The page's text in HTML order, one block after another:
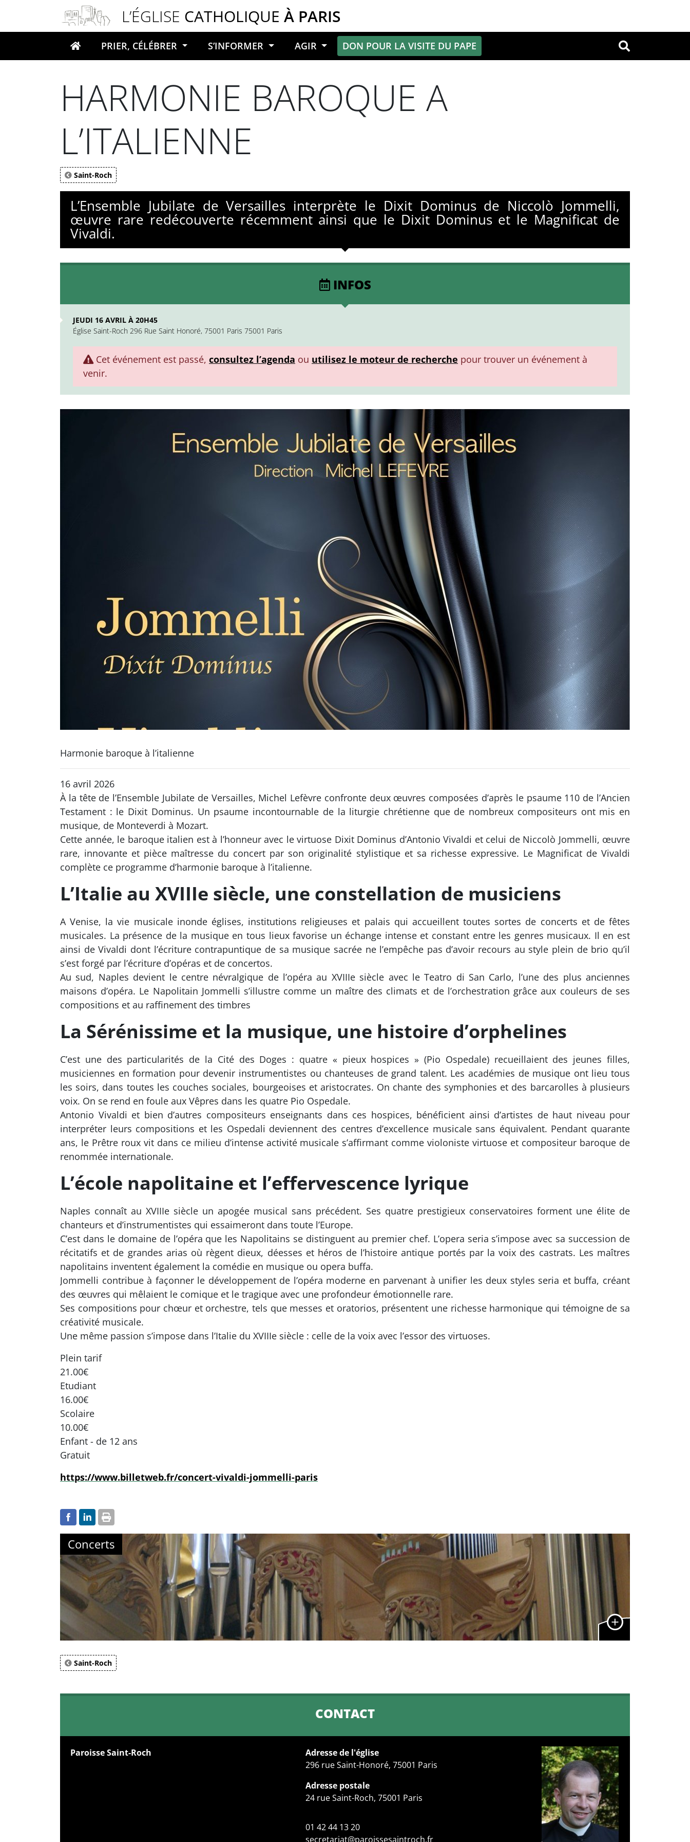
L’ÉGLISE CATHOLIQUE À PARIS
Votre recherche OK
PRIER, CÉLÉBRER S’INFORMER AGIR DON POUR LA VISITE DU PAPE
HARMONIE BAROQUE A
L’ITALIENNE
Saint-Roch
L’Ensemble Jubilate de Versailles interprète le Dixit Dominus de Niccolò Jommelli,
œuvre rare redécouverte récemment ainsi que le Dixit Dominus et le Magnificat de
Vivaldi.
INFOS
JEUDI 16 AVRIL À 20H45
Église Saint-Roch 296 Rue Saint Honoré, 75001 Paris 75001 Paris
Cet événement est passé, consultez l’agenda ou utilisez le moteur de recherche pour trouver un événement à
venir.
Harmonie baroque à l’italienne
16 avril 2026
À la tête de l’Ensemble Jubilate de Versailles, Michel Lefèvre confronte deux œuvres composées d’après le psaume 110 de l’Ancien
Testament : le Dixit Dominus. Un psaume incontournable de la liturgie chrétienne que de nombreux compositeurs ont mis en
musique, de Monteverdi à Mozart.
Cette année, le baroque italien est à l’honneur avec le virtuose Dixit Dominus d’Antonio Vivaldi et celui de Niccolò Jommelli, œuvre
rare, innovante et pièce maîtresse du concert par son originalité stylistique et sa richesse expressive. Le Magnificat de Vivaldi
complète ce programme d’harmonie baroque à l’italienne.
L’Italie au XVIIIe siècle, une constellation de musiciens
A Venise, la vie musicale inonde églises, institutions religieuses et palais qui accueillent toutes sortes de concerts et de fêtes
musicales. La présence de la musique en tous lieux favorise un échange intense et constant entre les genres musicaux. Il en est
ainsi de Vivaldi dont l’écriture contrapuntique de sa musique sacrée ne l’empêche pas d’avoir recours au style plein de brio qu’il
s’est forgé par l’écriture d’opéras et de concertos.
Au sud, Naples devient le centre névralgique de l’opéra au XVIIIe siècle avec le Teatro di San Carlo, l’une des plus anciennes
maisons d’opéra. Le Napolitain Jommelli s’illustre comme un maître des climats et de l’orchestration grâce aux couleurs de ses
compositions et au raffinement des timbres
La Sérénissime et la musique, une histoire d’orphelines
C’est une des particularités de la Cité des Doges : quatre « pieux hospices » (Pio Ospedale) recueillaient des jeunes filles,
musiciennes en formation pour devenir instrumentistes ou chanteuses de grand talent. Les académies de musique ont lieu tous
les soirs, dans toutes les couches sociales, bourgeoises et aristocrates. On chante des symphonies et des barcarolles à plusieurs
voix. On se rend en foule aux Vêpres dans les quatre Pio Ospedale.
Antonio Vivaldi et bien d’autres compositeurs enseignants dans ces hospices, bénéficient ainsi d’artistes de haut niveau pour
interpréter leurs compositions et les Ospedali deviennent des centres d’excellence musicale sans équivalent. Pendant quarante
ans, le Prêtre roux vit dans ce milieu d’intense activité musicale s’affirmant comme violoniste virtuose et compositeur baroque de
renommée internationale.
L’école napolitaine et l’effervescence lyrique
Naples connaît au XVIIIe siècle un apogée musical sans précédent. Ses quatre prestigieux conservatoires forment une élite de
chanteurs et d’instrumentistes qui essaimeront dans toute l’Europe.
C’est dans le domaine de l’opéra que les Napolitains se distinguent au premier chef. L’opera seria s’impose avec sa succession de
récitatifs et de grandes arias où règent dieux, déesses et héros de l’histoire antique portés par la voix des castrats. Les maîtres
napolitains inventent également la comédie en musique ou opera buffa.
Jommelli contribue à façonner le développement de l’opéra moderne en parvenant à unifier les deux styles seria et buffa, créant
des œuvres qui mêlaient le comique et le tragique avec une profondeur émotionnelle rare.
Ses compositions pour chœur et orchestre, tels que messes et oratorios, présentent une richesse harmonique qui témoigne de sa
créativité musicale.
Une même passion s’impose dans l’Italie du XVIIIe siècle : celle de la voix avec l’essor des virtuoses.
Plein tarif
21.00€
Etudiant
16.00€
Scolaire
10.00€
Enfant - de 12 ans
Gratuit
https://www.billetweb.fr/concert-vivaldi-jommelli-paris
Concerts
Saint-Roch
CONTACT
Paroisse Saint-Roch
Adresse de l'église
296 rue Saint-Honoré, 75001 Paris
Adresse postale
24 rue Saint-Roch, 75001 Paris
01 42 44 13 20
secretariat@paroissesaintroch.fr
Panneau de gestion des cookies